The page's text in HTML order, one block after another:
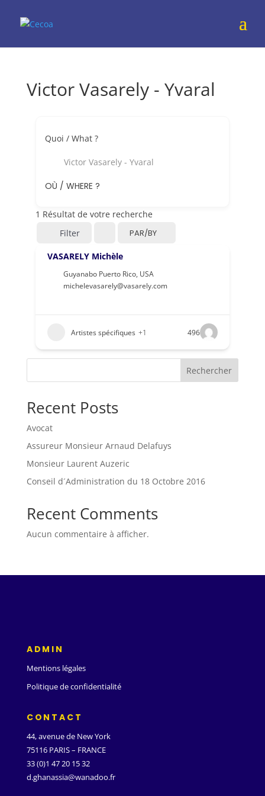
Victor Vasarely - Yvaral
Quoi / What ?
Victor Vasarely - Yvaral
OÙ / WHERE ?
1 Résultat de votre recherche
Filter
PAR/BY
VASARELY Michèle
Guyanabo Puerto Rico, USA
michelevasarely@vasarely.com
Artistes spécifiques +1 496
Rechercher
Recent Posts
Avocat
Assureur Monsieur Arnaud Delafuys
Monsieur Laurent Auzeric
Conseil d´Administration du 18 Octobre 2016
Recent Comments
Aucun commentaire à afficher.
ADMIN
Mentions légales
Politique de confidentialité
CONTACT
44, avenue de New York
75116 PARIS – FRANCE
33 (0)1 47 20 15 32
d.ghanassia@wanadoo.fr